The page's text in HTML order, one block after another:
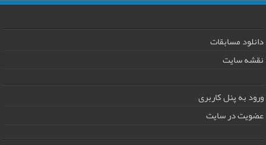
دانلود مسابقات
نقشه سایت
ورود به پنل کاربری
عضویت در سایت